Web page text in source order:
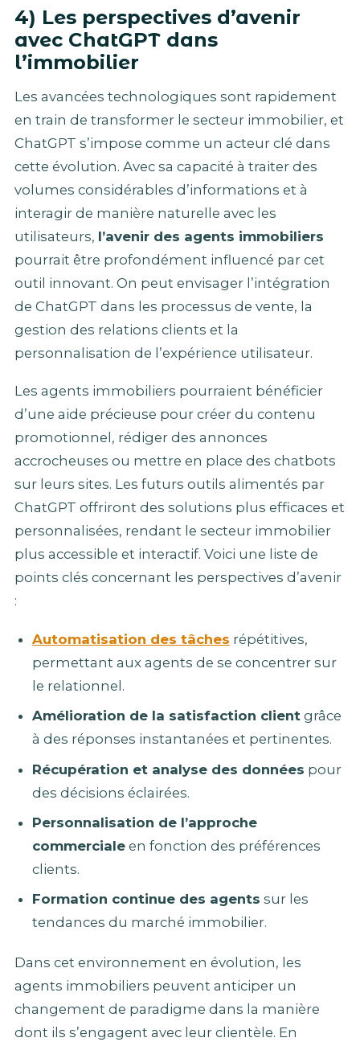
4) Les perspectives d’avenir
avec ChatGPT dans
l’immobilier
Les avancées technologiques sont rapidement
en train de transformer le secteur immobilier, et
ChatGPT s’impose comme un acteur clé dans
cette évolution. Avec sa capacité à traiter des
volumes considérables d’informations et à
interagir de manière naturelle avec les
utilisateurs, l’avenir des agents immobiliers
pourrait être profondément influencé par cet
outil innovant. On peut envisager l’intégration
de ChatGPT dans les processus de vente, la
gestion des relations clients et la
personnalisation de l’expérience utilisateur.
Les agents immobiliers pourraient bénéficier
d’une aide précieuse pour créer du contenu
promotionnel, rédiger des annonces
accrocheuses ou mettre en place des chatbots
sur leurs sites. Les futurs outils alimentés par
ChatGPT offriront des solutions plus efficaces et
personnalisées, rendant le secteur immobilier
plus accessible et interactif. Voici une liste de
points clés concernant les perspectives d’avenir
:
Automatisation des tâches répétitives,
permettant aux agents de se concentrer sur
le relationnel.
Amélioration de la satisfaction clientgrâce
à des réponses instantanées et pertinentes.
Récupération et analyse des données pour
des décisions éclairées.
Personnalisation de l’approche
commercialeen fonction des préférences
clients.
Formation continue des agents sur les
tendances du marché immobilier.
Dans cet environnement en évolution, les
agents immobiliers peuvent anticiper un
changement de paradigme dans la manière
dont ils s’engagent avec leur clientèle. En